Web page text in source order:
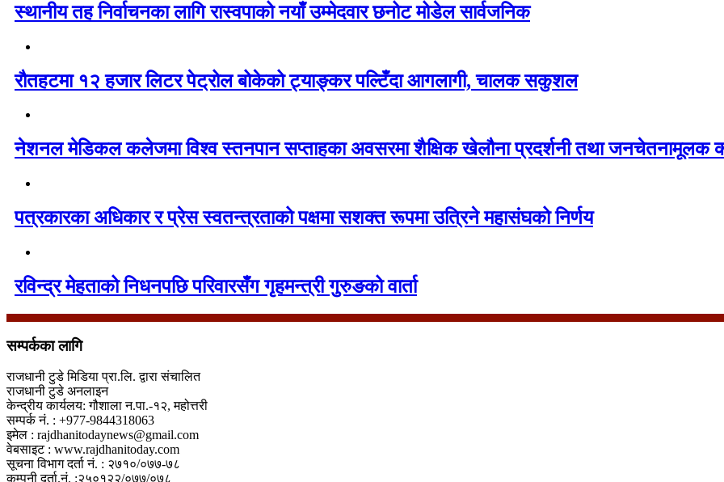
स्थानीय तह निर्वाचनका लागि रास्वपाको नयाँ उम्मेदवार छनोट मोडेल सार्वजनिक
रौतहटमा १२ हजार लिटर पेट्रोल बोकेको ट्याङ्कर पल्टिँदा आगलागी, चालक सकुशल
नेशनल मेडिकल कलेजमा विश्व स्तनपान सप्ताहका अवसरमा शैक्षिक खेलौना प्रदर्शनी तथा जनचेतनामूलक
पत्रकारका अधिकार र प्रेस स्वतन्त्रताको पक्षमा सशक्त रूपमा उत्रिने महासंघको निर्णय
रविन्द्र मेहताको निधनपछि परिवारसँग गृहमन्त्री गुरुङको वार्ता
सम्पर्कका लागि
राजधानी टुडे मिडिया प्रा.लि. द्वारा संचालित
राजधानी टुडे अनलाइन
केन्द्रीय कार्यलय: गौशाला न.पा.-१२, महोत्तरी
सम्पर्क नं. : +977-9844318063
इमेल : rajdhanitodaynews@gmail.com
वेबसाइट : www.rajdhanitoday.com
सूचना विभाग दर्ता नं. : २७१०/०७७-७८
कम्पनी दर्ता.नं. :२५०१२२/०७७/०७८